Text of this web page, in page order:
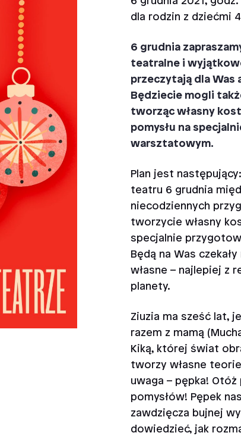
dla rodzin z dziećmi
6 grudnia
teatralne i
przeczytają dla Was
Będziecie mogli
tworząc własny
pomysłu na
warsztatowym.
Plan jest
teatru 6 grudnia
niecodziennych
tworzycie własny
specjalnie
Będą na Was
własne – najlepiej z
planety.
Ziuzia ma sześć lat,
razem z mamą
Kiką, której świat
tworzy własne
uwaga – pępka!
pomysłów! Pępek
zawdzięcza bujnej
dowiedzieć, jak